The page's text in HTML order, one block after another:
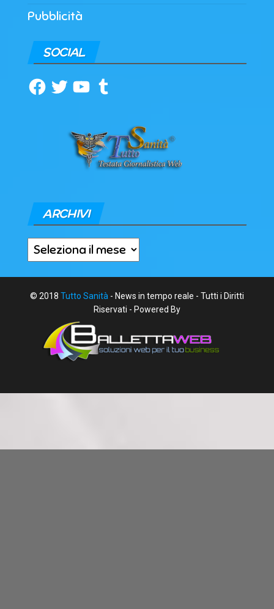
Pubblicità
SOCIAL
Facebook
TwitterYouTubeTumblr
ARCHIVI
Archivi
© 2018 Tutto Sanità - News in tempo reale - Tutti i Diritti
Riservati - Powered By